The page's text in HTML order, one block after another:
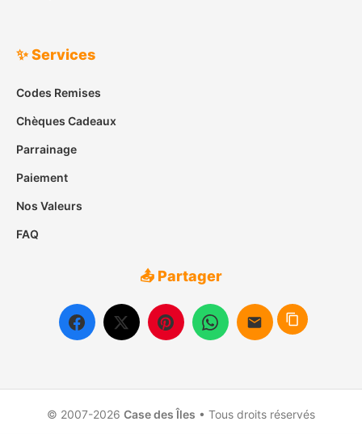
✨ Services
Codes Remises
Chèques Cadeaux
Parrainage
Paiement
Nos Valeurs
FAQ
📤 Partager
© 2007-2026 Case des Îles • Tous droits réservés